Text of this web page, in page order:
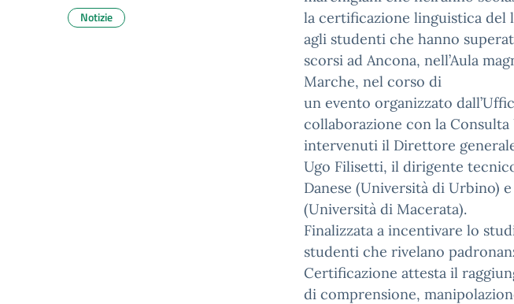
la certificazione linguistica del
agli studenti che hanno
scorsi ad Ancona, nell’Aula
Marche, nel corso di
un evento organizzato
collaborazione con la
intervenuti il Direttore
Ugo Filisetti, il dirigente
Danese (Università di Urbino)
(Università di Macerata).
Finalizzata a incentivare lo
studenti che rivelano
Certificazione attesta il
di comprensione,
Notizie